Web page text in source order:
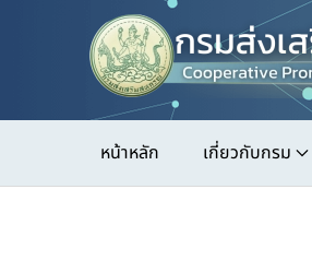
main
หน้าหลัก เกี่ยวกับกรม